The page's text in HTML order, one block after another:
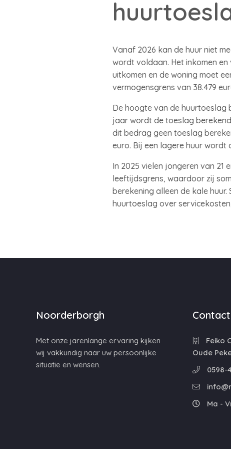
Vanaf 2026 kan de huur niet
wordt voldaan. Het inkomen
uitkomen en de woning moet
vermogensgrens van 38.479
De hoogte van de huurtoeslag
jaar wordt de toeslag
dit bedrag geen toeslag
euro. Bij een lagere huur
In 2025 vielen jongeren van 21
leeftijdsgrens, waardoor zij
berekening alleen de kale
huurtoeslag over
Noorderborgh
Met onze jarenlange ervaring kijken
wij vakkundig naar uw persoonlijke
situatie en wensen.
Feiko
Oude
0598-
Ma -